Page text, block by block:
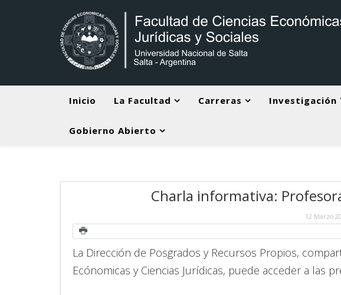
Inicio La Facultad Carreras Investigación
Gobierno Abierto
Charla informativa:
12 Marzo
La Dirección de Posgrados y Recursos Propios,
Ecónomicas y Ciencias Jurídicas, puede acceder a las